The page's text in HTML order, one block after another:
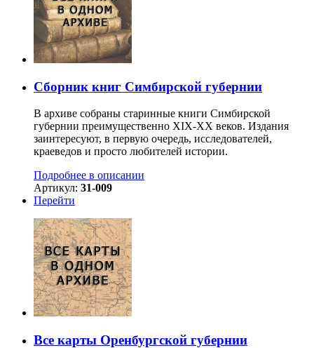
Сборник книг Симбирской губернии
В архиве собраны старинные книги Симбирской
губернии преимущественно XIX-ХХ веков. Издания
заинтересуют, в первую очередь, исследователей,
краеведов и просто любителей истории.
Подробнее в описании
Артикул: 31-009
Перейти
Все карты Оренбургской губернии